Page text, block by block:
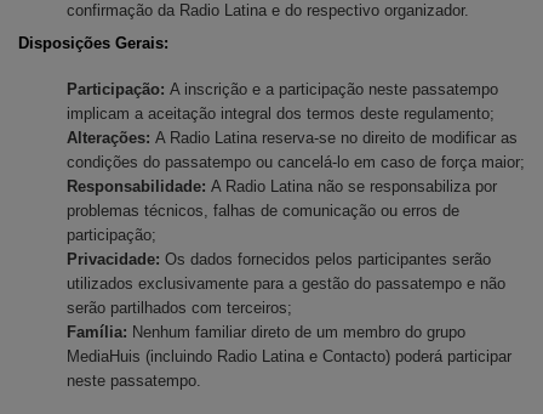
confirmação da Radio Latina e do respectivo organizador.
Disposições Gerais:
Participação: A inscrição e a participação neste passatempo
implicam a aceitação integral dos termos deste regulamento;
Alterações: A Radio Latina reserva-se no direito de modificar as
condições do passatempo ou cancelá-lo em caso de força maior;
Responsabilidade: A Radio Latina não se responsabiliza por
problemas técnicos, falhas de comunicação ou erros de
participação;
Privacidade: Os dados fornecidos pelos participantes serão
utilizados exclusivamente para a gestão do passatempo e não
serão partilhados com terceiros;
Família: Nenhum familiar direto de um membro do grupo
MediaHuis (incluindo Radio Latina e Contacto) poderá participar
neste passatempo.